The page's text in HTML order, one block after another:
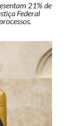
21% de
Federal